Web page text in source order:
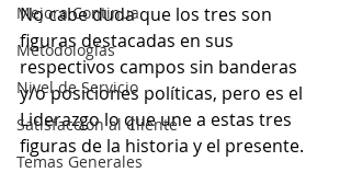
Mejora Continua
Metodologías
Nivel de Servicio
Satisfacción al Cliente
Temas Generales
No cabe duda que los tres son
figuras destacadas en sus
respectivos campos sin banderas
y/o posiciones políticas, pero es el
Liderazgo lo que une a estas tres
figuras de la historia y el presente.